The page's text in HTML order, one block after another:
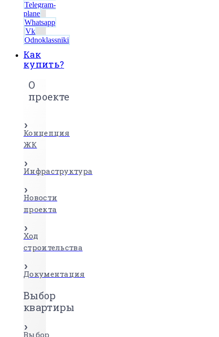
Telegram-
plane
Whatsapp
Vk
Odnoklassniki
Как
купить?
О
проекте
Концепция
ЖК
Инфраструктура
Новости
проекта
Ход
строительства
Документация
Выбор
квартиры
Выбор